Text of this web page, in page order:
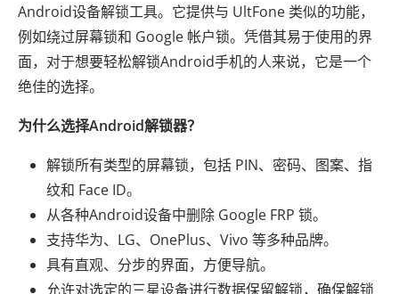
Android设备解锁工具。它提供与 UltFone 类似的功能，
例如绕过屏幕锁和 Google 帐户锁。凭借其易于使用的界
面，对于想要轻松解锁Android手机的人来说，它是一个
绝佳的选择。
为什么选择Android解锁器？
解锁所有类型的屏幕锁，包括 PIN、密码、图案、指
纹和 Face ID。
从各种Android设备中删除 Google FRP 锁。
支持华为、LG、OnePlus、Vivo 等多种品牌。
具有直观、分步的界面，方便导航。
允许对选定的三星设备进行数据保留解锁，确保解锁